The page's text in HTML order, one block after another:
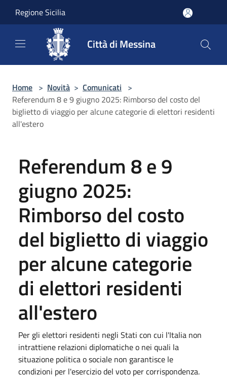
Regione Sicilia
Città di Messina
Home > Novità > Comunicati >
Referendum 8 e 9 giugno 2025: Rimborso del costo del
biglietto di viaggio per alcune categorie di elettori residenti
all'estero
Referendum 8 e 9
giugno 2025:
Rimborso del costo
del biglietto di viaggio
per alcune categorie
di elettori residenti
all'estero
Per gli elettori residenti negli Stati con cui l'Italia non
intrattiene relazioni diplomatiche o nei quali la
situazione politica o sociale non garantisce le
condizioni per l'esercizio del voto per corrispondenza.